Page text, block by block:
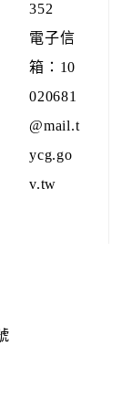
352
電子信
箱：10
020681
@mail.t
ycg.go
v.tw